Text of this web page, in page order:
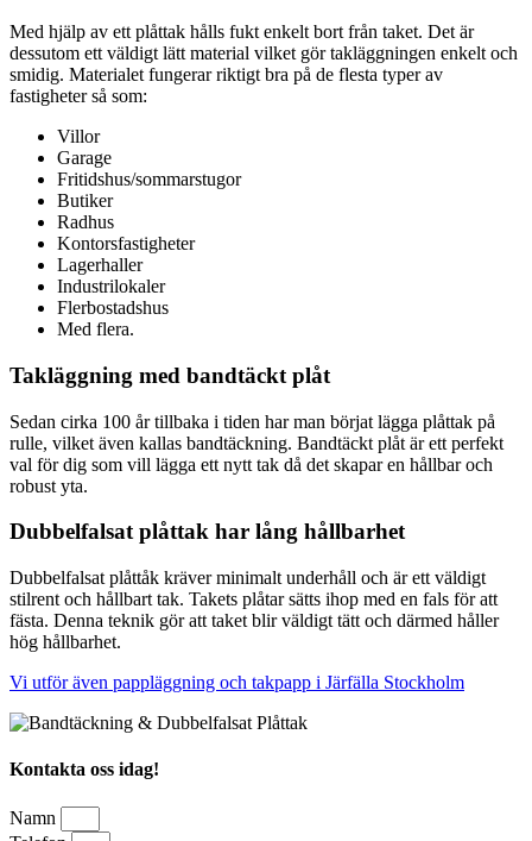
Med hjälp av ett plåttak hålls fukt enkelt bort från taket. Det är
dessutom ett väldigt lätt material vilket gör takläggningen enkelt och
smidig. Materialet fungerar riktigt bra på de flesta typer av
fastigheter så som:
Villor
Garage
Fritidshus/sommarstugor
Butiker
Radhus
Kontorsfastigheter
Lagerhaller
Industrilokaler
Flerbostadshus
Med flera.
Takläggning med bandtäckt plåt
Sedan cirka 100 år tillbaka i tiden har man börjat lägga plåttak på
rulle, vilket även kallas bandtäckning. Bandtäckt plåt är ett perfekt
val för dig som vill lägga ett nytt tak då det skapar en hållbar och
robust yta.
Dubbelfalsat plåttak har lång hållbarhet
Dubbelfalsat plåttåk kräver minimalt underhåll och är ett väldigt
stilrent och hållbart tak. Takets plåtar sätts ihop med en fals för att
fästa. Denna teknik gör att taket blir väldigt tätt och därmed håller
hög hållbarhet.
Vi utför även pappläggning och takpapp i Järfälla Stockholm
Kontakta oss idag!
Namn